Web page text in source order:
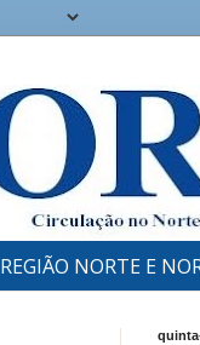
REGIÃO NORTE E